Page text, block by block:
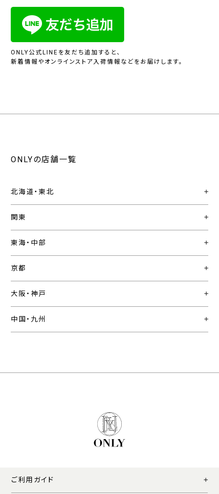
ONLY公式LINEを友だち追加すると、
新着情報やオンラインストア入荷情報などをお届けします。
ONLYの店舗一覧
北海道・東北
関東
東海・中部
京都
大阪・神戸
中国・九州
ご利用ガイド